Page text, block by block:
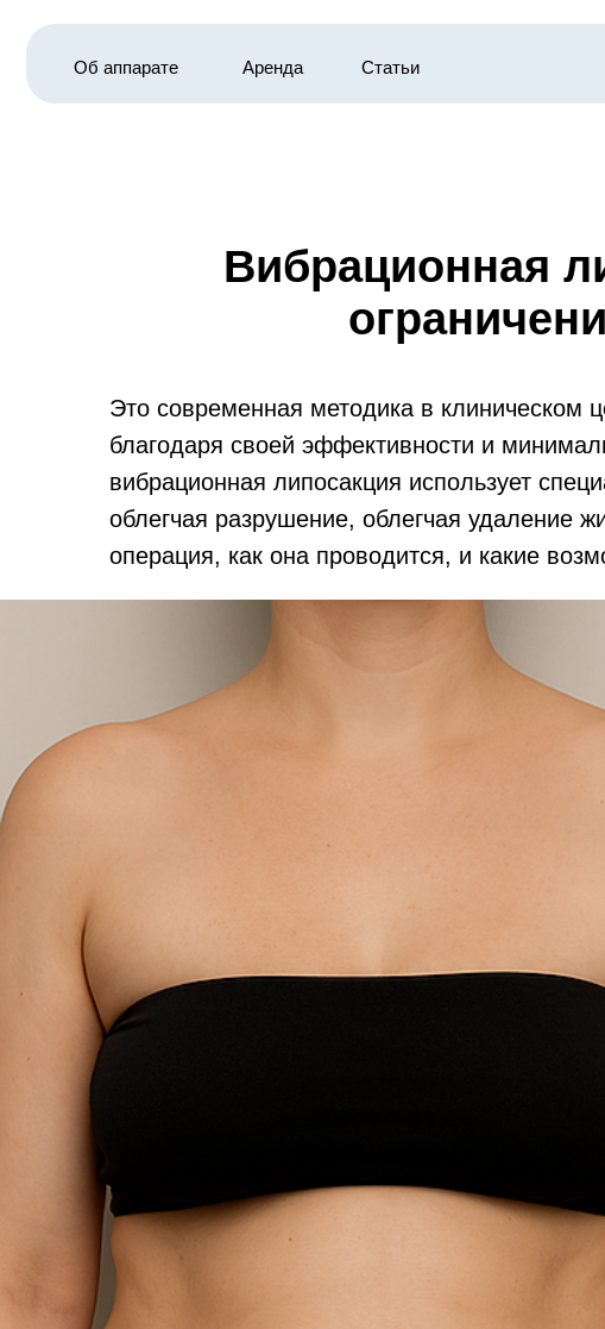
Статьи
Аренда
Об аппарате
Вибрационная
Это современная методика в клиническом
благодаря своей эффективности и
вибрационная липосакция использует
облегчая разрушение, облегчая удаление
операция, как она проводится, и какие